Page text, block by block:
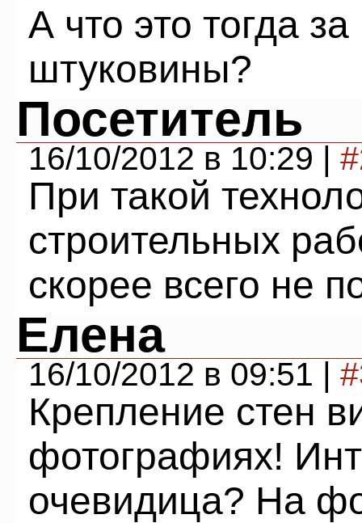
А что это тогда
штуковины?
Посетитель
16/10/2012 в 10:29 |
При такой
строительных
скорее всего не
Елена
16/10/2012 в 09:51 |
Крепление стен
фотографиях!
очевидица? На